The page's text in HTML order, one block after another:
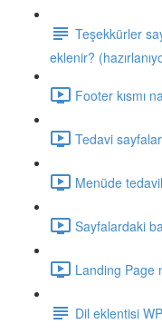
Teşekkürler
eklenir?
Footer kısmı
Tedavi
Menüde
Sayfalardaki
Landing Page
Dil eklentisi